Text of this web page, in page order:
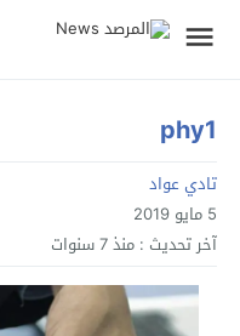
phy1
تادي عواد
5 مايو 2019
آخر تحديث : منذ 7 سنوات